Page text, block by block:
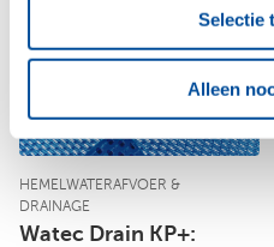
Selectie
Alleen
HEMELWATERAFVOER &
DRAINAGE
Watec Drain KP+: